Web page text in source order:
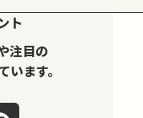
ト
注目の
ます。